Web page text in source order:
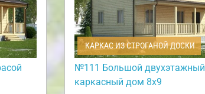
КАРКАС ИЗ СТРОГАНОЙ ДОСКИ
№111 Большой двухэтажный
каркасный дом 8х9